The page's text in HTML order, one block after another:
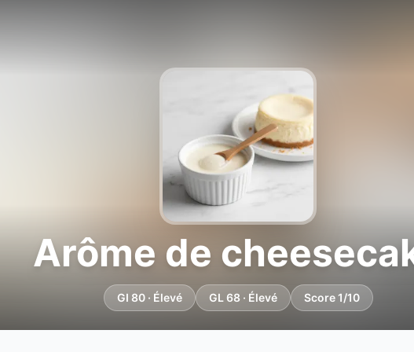
Arôme de
GI 80 · Élevé GL 68 · Élevé Score 1/10